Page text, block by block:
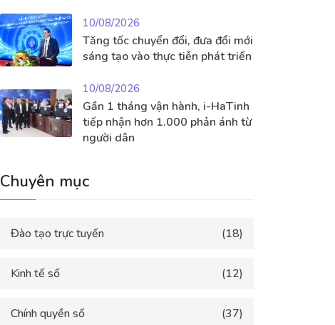
10/08/2026
Tăng tốc chuyển đổi, đưa đổi mới
sáng tạo vào thực tiễn phát triển
10/08/2026
Gần 1 tháng vận hành, i-HaTinh
tiếp nhận hơn 1.000 phản ánh từ
người dân
Chuyên mục
Đào tạo trực tuyến (18)
Kinh tế số (12)
Chính quyền số (37)